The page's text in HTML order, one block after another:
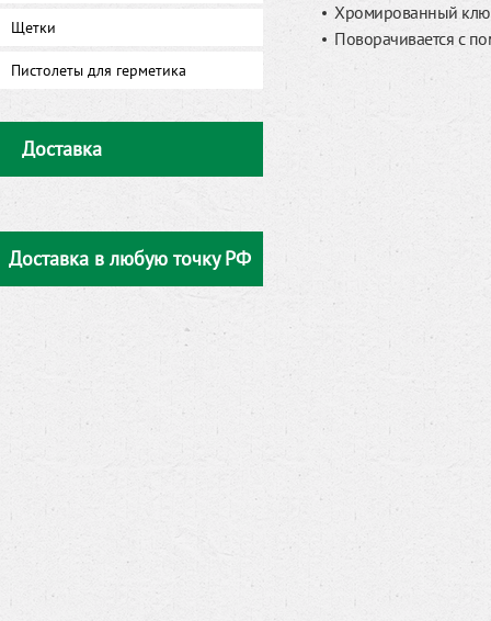
Щетки
Пистолеты для герметика
Доставка
Доставка в любую точку РФ
Хромированный
Поворачивается с